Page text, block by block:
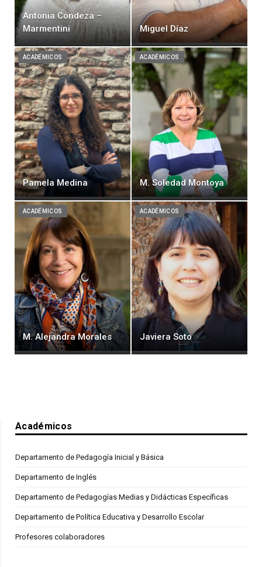
Antonia Condeza –
Marmentini
Miguel Díaz
ACADÉMICOS
Pamela Medina
ACADÉMICOS
M. Soledad Montoya
ACADÉMICOS
M. Alejandra Morales
ACADÉMICOS
Javiera Soto
Académicos
Departamento de Pedagogía Inicial y Básica
Departamento de Inglés
Departamento de Pedagogías Medias y Didácticas Específicas
Departamento de Política Educativa y Desarrollo Escolar
Profesores colaboradores